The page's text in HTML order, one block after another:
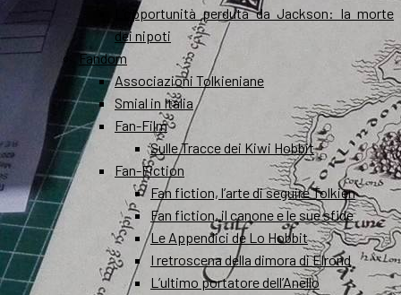
L’opportunità perduta da Jackson: la morte
dei nipoti
Fandom
Associazioni Tolkieniane
Smial in Italia
Fan-Film
Sulle Tracce dei Kiwi Hobbit
Fan-Fiction
Fan fiction, l’arte di seguire Tolkien
Fan fiction, il canone e le sue sfide
Le Appendici de Lo Hobbit
I retroscena della dimora di Elrond
L’ultimo portatore dell’Anello